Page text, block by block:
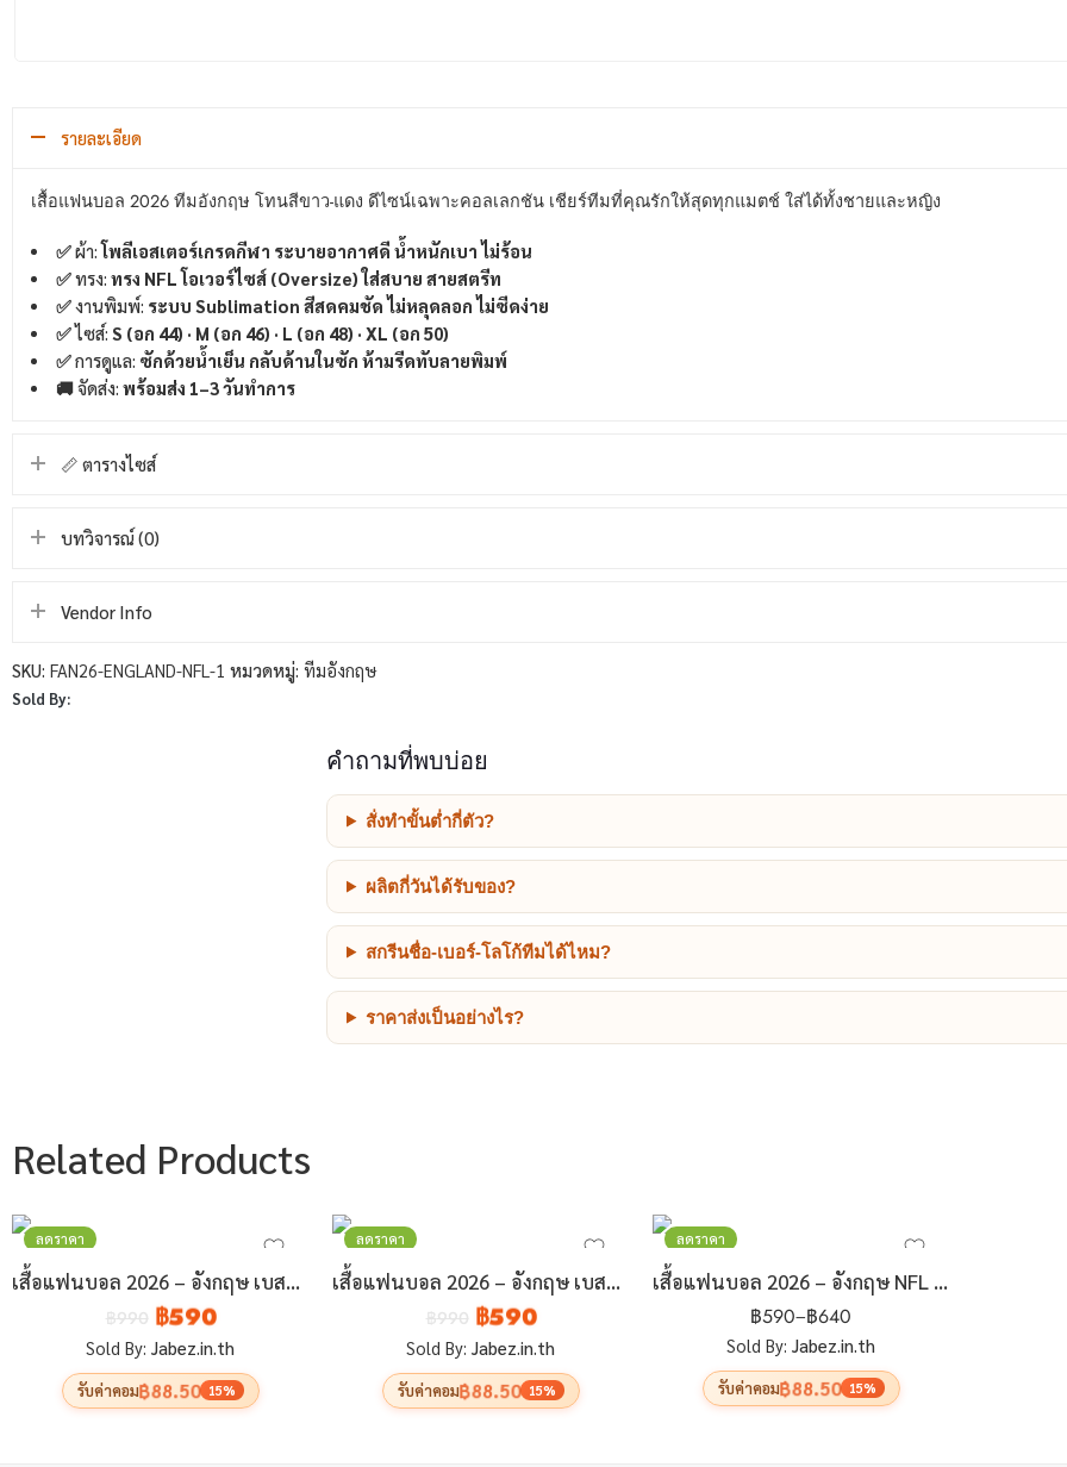
รายละเอียด
เสื้อแฟนบอล 2026ทีมอังกฤษ โทนสีขาว-แดง ดีไซน์เฉพาะคอลเลกชัน เชียร์ทีมที่คุณรักให้สุดทุกแมตช์ ใส่ได้ทั้งชายและหญิง
✅ผ้า:โพลีเอสเตอร์เกรดกีฬา ระบายอากาศดี น้ำหนักเบา ไม่ร้อน
✅ทรง: ทรง NFL โอเวอร์ไซส์ (Oversize) ใส่สบาย สายสตรีท
✅งานพิมพ์: ระบบ Sublimation สีสดคมชัด ไม่หลุดลอก ไม่ซีดง่าย
✅ไซส์: S (อก 44) · M (อก 46) · L (อก 48) · XL (อก 50)
✅การดูแล: ซักด้วยน้ำเย็น กลับด้านในซัก ห้ามรีดทับลายพิมพ์
🚚จัดส่ง: พร้อมส่ง 1–3 วันทำการ
📏 ตารางไซส์
บทวิจารณ์ (0)
Vendor Info
SKU: FAN26-ENGLAND-NFL-1 หมวดหมู่: ทีมอังกฤษ
Sold By:
คำถามที่พบบ่อย
สั่งทำขั้นต่ำกี่ตัว?
ผลิตกี่วันได้รับของ?
สกรีนชื่อ-เบอร์-โลโก้ทีมได้ไหม?
ราคาส่งเป็นอย่างไร?
Related Products
ลดราคา
เสื้อแฟนบอล 2026 – อังกฤษ เบสบอล (แบบ 1 2)
฿990 ฿590
Sold By: Jabez.in.th
รับค่าคอม฿88.50 15%
ลดราคา
เสื้อแฟนบอล 2026 – อังกฤษ เบสบอล (แบบ 1 1)
฿990 ฿590
Sold By: Jabez.in.th
รับค่าคอม฿88.50 15%
ลดราคา
เสื้อแฟนบอล 2026 – อังกฤษ NFL (Home)
฿590–฿640
Sold By: Jabez.in.th
รับค่าคอม฿88.50 15%